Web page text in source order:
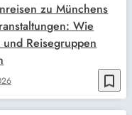
bookmark_border
zu Münchens
Wie
Reisegruppen